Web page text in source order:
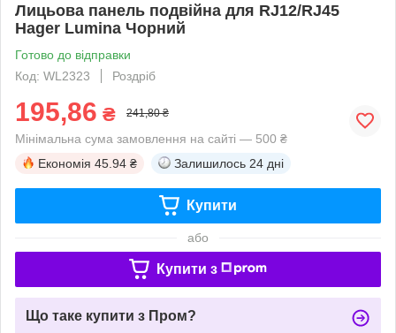
Лицьова панель подвійна для RJ12/RJ45
Hager Lumina Чорний
Готово до відправки
Код: WL2323
Роздріб
195,86 ₴ 241,80 ₴
Мінімальна сума замовлення на сайті — 500 ₴
Економія 45.94 ₴ Залишилось 24 дні
Купити
або
Купити з
Що таке купити з Пром?